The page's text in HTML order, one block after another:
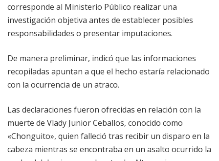
corresponde al Ministerio Público realizar una
investigación objetiva antes de establecer posibles
responsabilidades o presentar imputaciones.
De manera preliminar, indicó que las informaciones
recopiladas apuntan a que el hecho estaría relacionado
con la ocurrencia de un atraco.
Las declaraciones fueron ofrecidas en relación con la
muerte de Vlady Junior Ceballos, conocido como
«Chonguito», quien falleció tras recibir un disparo en la
cabeza mientras se encontraba en un asalto ocurrido la